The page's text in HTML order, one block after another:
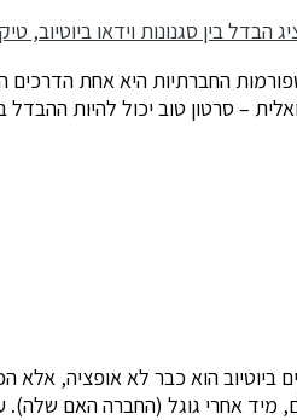
החברתיות היא אחת הדרכים
– סרטון טוב יכול להיות
ביוטיוב הוא כבר לא אופציה, אלא
מיד אחרי גוגל (החברה האם